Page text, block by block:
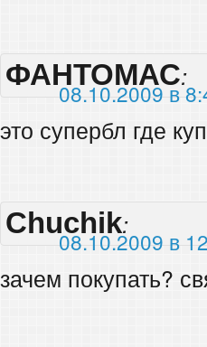
ФАНТОМАС:
08.10.2009 в
это супербл где
Chuchik:
08.10.2009 в
зачем покупать?